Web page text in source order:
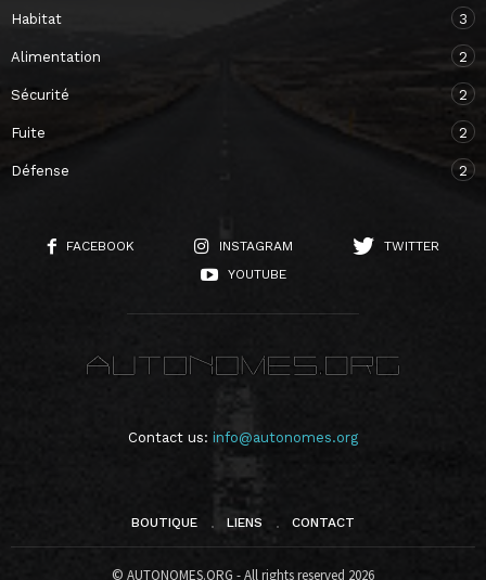
Habitat 3
Alimentation 2
Sécurité 2
Fuite 2
Défense 2
FACEBOOK INSTAGRAM
TWITTER
YOUTUBE
Contact us: info@autonomes.org
BOUTIQUE LIENS CONTACT
© AUTONOMES.ORG - All rights reserved 2026